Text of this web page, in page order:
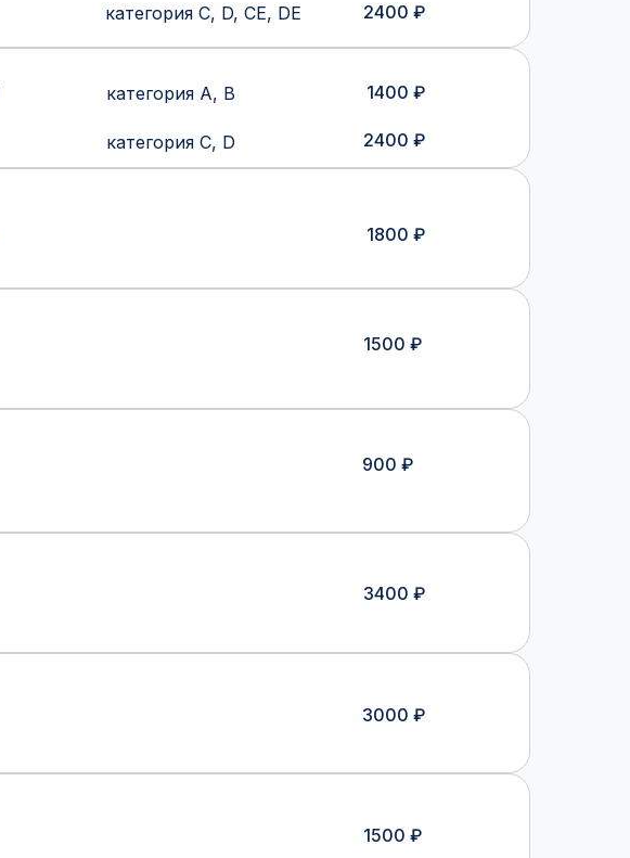
1800 ₽
1400 ₽
категория C, D, CЕ, DE
категория C, D
2400 ₽
2400 ₽
категория А, В
3000 ₽
3400 ₽
1500 ₽
900 ₽
1500 ₽